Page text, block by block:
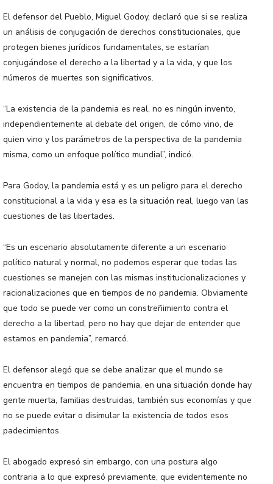
El defensor del Pueblo, Miguel Godoy, declaró que si se realiza
un análisis de conjugación de derechos constitucionales, que
protegen bienes jurídicos fundamentales, se estarían
conjugándose el derecho a la libertad y a la vida, y que los
números de muertes son significativos.
“La existencia de la pandemia es real, no es ningún invento,
independientemente al debate del origen, de cómo vino, de
quien vino y los parámetros de la perspectiva de la pandemia
misma, como un enfoque político mundial”, indicó.
Para Godoy, la pandemia está y es un peligro para el derecho
constitucional a la vida y esa es la situación real, luego van las
cuestiones de las libertades.
“Es un escenario absolutamente diferente a un escenario
político natural y normal, no podemos esperar que todas las
cuestiones se manejen con las mismas institucionalizaciones y
racionalizaciones que en tiempos de no pandemia. Obviamente
que todo se puede ver como un constreñimiento contra el
derecho a la libertad, pero no hay que dejar de entender que
estamos en pandemia”, remarcó.
El defensor alegó que se debe analizar que el mundo se
encuentra en tiempos de pandemia, en una situación donde hay
gente muerta, familias destruidas, también sus economías y que
no se puede evitar o disimular la existencia de todos esos
padecimientos.
El abogado expresó sin embargo, con una postura algo
contraria a lo que expresó previamente, que evidentemente no